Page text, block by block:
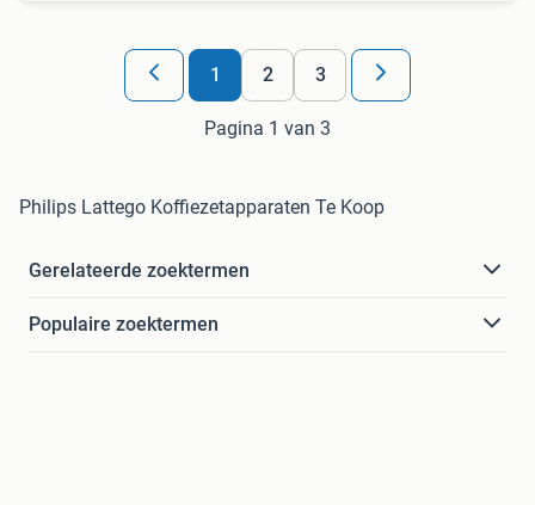
1 2 3
Pagina 1 van 3
Philips Lattego Koffiezetapparaten Te Koop
Gerelateerde zoektermen
Populaire zoektermen